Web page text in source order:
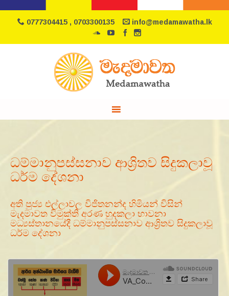
0777304415 , 0703300135 info@medamawatha.lk
ධම්මානුපස්සනාව ආශ්‍රිතව සිදුකලාවූ
ධර්ම දේශනා
අති පුජ්‍ය එල්ලාවල විජිතනන්ද හිමියන් විසින්
මැදමාවත විමුක්ති අරණ හුදකලා භාවනා
මධ්‍යස්තානයේදී ධම්මානුපස්සනාව ආශ්‍රිතව සිදුකලාවූ
ධර්ම දේශනා